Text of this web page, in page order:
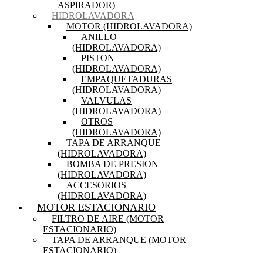
ASPIRADOR)
HIDROLAVADORA
MOTOR (HIDROLAVADORA)
ANILLO
(HIDROLAVADORA)
PISTON
(HIDROLAVADORA)
EMPAQUETADURAS
(HIDROLAVADORA)
VALVULAS
(HIDROLAVADORA)
OTROS
(HIDROLAVADORA)
TAPA DE ARRANQUE
(HIDROLAVADORA)
BOMBA DE PRESION
(HIDROLAVADORA)
ACCESORIOS
(HIDROLAVADORA)
MOTOR ESTACIONARIO
FILTRO DE AIRE (MOTOR
ESTACIONARIO)
TAPA DE ARRANQUE (MOTOR
ESTACIONARIO)